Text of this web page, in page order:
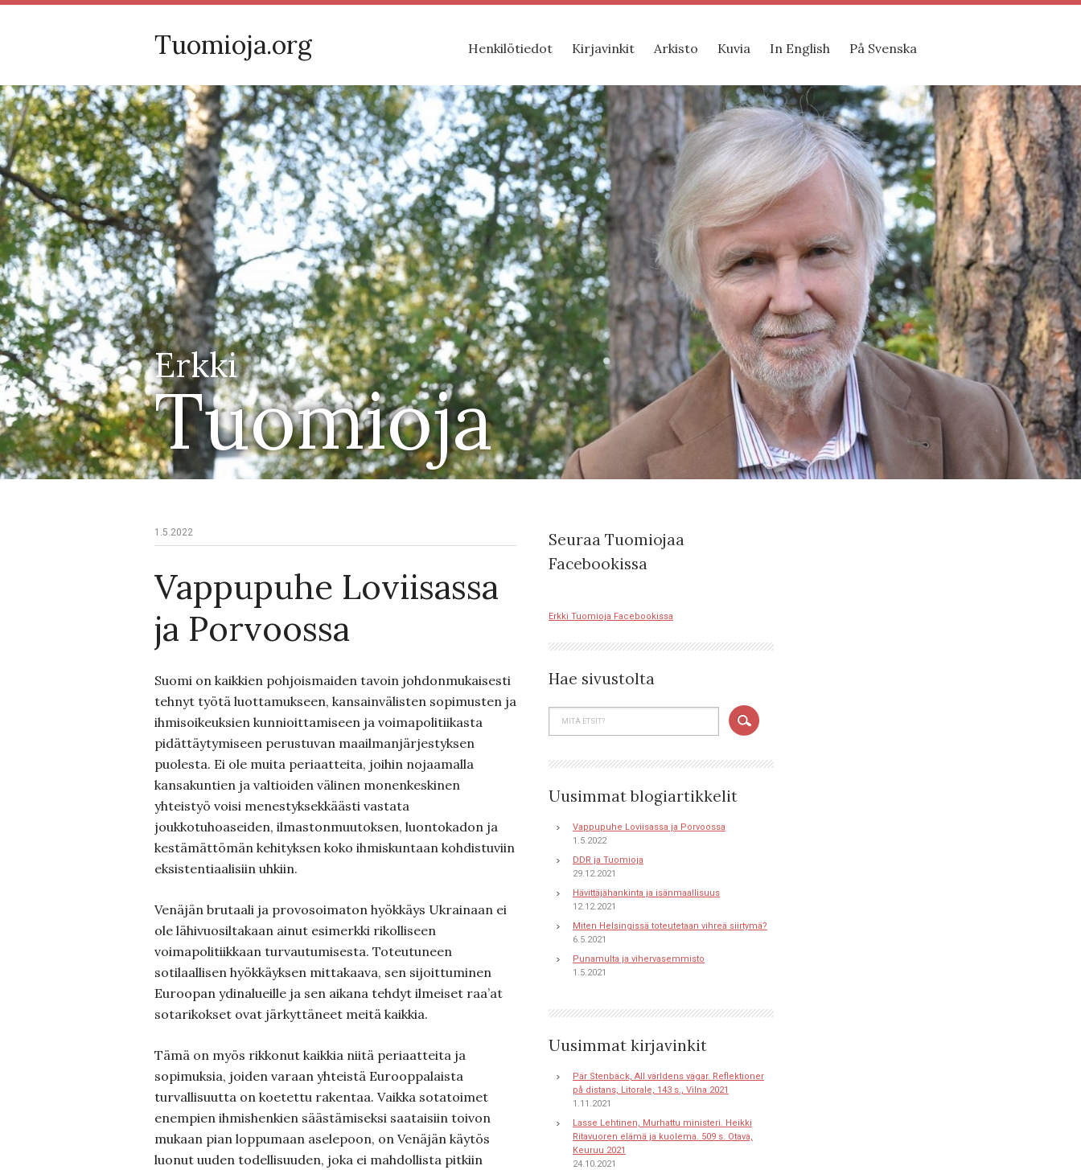
Tuomioja.org Henkilötiedot Kirjavinkit Arkisto Kuvia In English På Svenska
Erkki
Tuomioja
1.5.2022
Vappupuhe Loviisassa
ja Porvoossa
Suomi on kaikkien pohjoismaiden tavoin johdonmukaisesti
tehnyt työtä luottamukseen, kansainvälisten sopimusten ja
ihmisoikeuksien kunnioittamiseen ja voimapolitiikasta
pidättäytymiseen perustuvan maailmanjärjestyksen
puolesta. Ei ole muita periaatteita, joihin nojaamalla
kansakuntien ja valtioiden välinen monenkeskinen
yhteistyö voisi menestyksekkäästi vastata
joukkotuhoaseiden, ilmastonmuutoksen, luontokadon ja
kestämättömän kehityksen koko ihmiskuntaan kohdistuviin
eksistentiaalisiin uhkiin.
Venäjän brutaali ja provosoimaton hyökkäys Ukrainaan ei
ole lähivuosiltakaan ainut esimerkki rikolliseen
voimapolitiikkaan turvautumisesta. Toteutuneen
sotilaallisen hyökkäyksen mittakaava, sen sijoittuminen
Euroopan ydinalueille ja sen aikana tehdyt ilmeiset raa’at
sotarikokset ovat järkyttäneet meitä kaikkia.
Tämä on myös rikkonut kaikkia niitä periaatteita ja
sopimuksia, joiden varaan yhteistä Eurooppalaista
turvallisuutta on koetettu rakentaa. Vaikka sotatoimet
enempien ihmishenkien säästämiseksi saataisiin toivon
mukaan pian loppumaan aselepoon, on Venäjän käytös
luonut uuden todellisuuden, joka ei mahdollista pitkiin
Seuraa Tuomiojaa
Facebookissa
Erkki Tuomioja Facebookissa
Hae sivustolta
Uusimmat blogiartikkelit
Vappupuhe Loviisassa ja Porvoossa
1.5.2022
DDR ja Tuomioja
29.12.2021
Hävittäjähankinta ja isänmaallisuus
12.12.2021
Miten Helsingissä toteutetaan vihreä siirtymä?
6.5.2021
Punamulta ja vihervasemmisto
1.5.2021
Uusimmat kirjavinkit
Pär Stenbäck, All världens vägar. Reflektioner
på distans, Litorale, 143 s., Vilna 2021
1.11.2021
Lasse Lehtinen, Murhattu ministeri. Heikki
Ritavuoren elämä ja kuolema. 509 s. Otava,
Keuruu 2021
24.10.2021